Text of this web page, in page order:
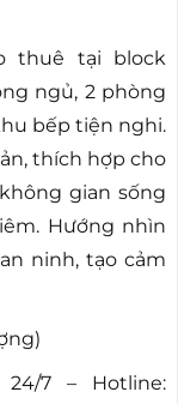
thuê tại block
ngủ, 2 phòng
bếp tiện nghi.
thích hợp cho
gian sống
Hướng nhìn
ninh, tạo cảm
7 – Hotline: